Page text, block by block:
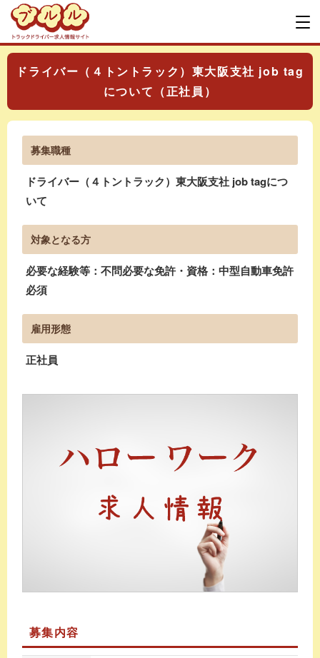
ドライバー（４トントラック）東大阪支社 job tag
について（正社員）
募集職種
ドライバー（４トントラック）東大阪支社 job tagにつ
いて
対象となる方
必要な経験等：不問必要な免許・資格：中型自動車免許
必須
雇用形態
正社員
募集内容